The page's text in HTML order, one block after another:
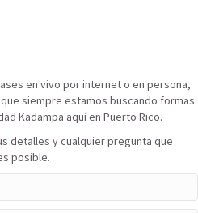
en vivo por internet o en persona,
siempre estamos buscando formas
Kadampa aquí en Puerto Rico.
detalles y cualquier pregunta que
posible.